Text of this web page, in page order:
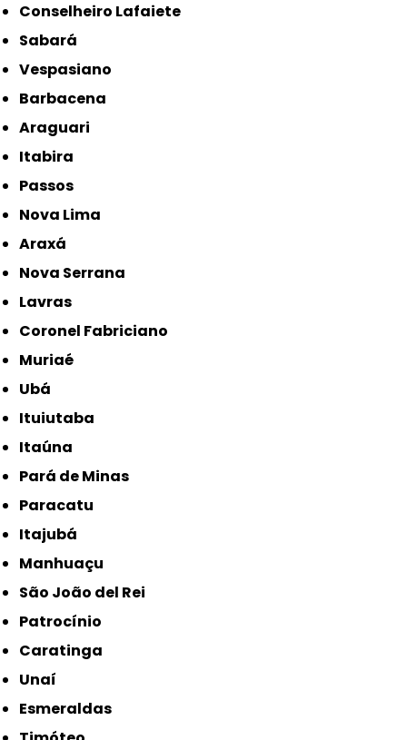
Conselheiro Lafaiete
Sabará
Vespasiano
Barbacena
Araguari
Itabira
Passos
Nova Lima
Araxá
Nova Serrana
Lavras
Coronel Fabriciano
Muriaé
Ubá
Ituiutaba
Itaúna
Pará de Minas
Paracatu
Itajubá
Manhuaçu
São João del Rei
Patrocínio
Caratinga
Unaí
Esmeraldas